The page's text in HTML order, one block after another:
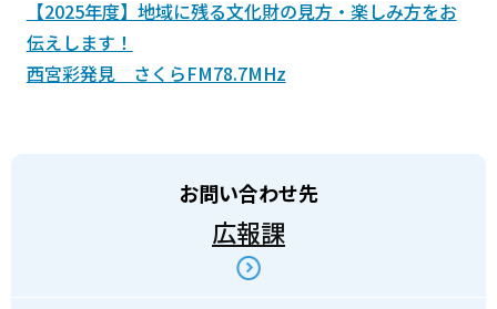
【2025年度】地域に残る文化財の見方・楽しみ方をお
伝えします！
西宮彩発見 さくらFM78.7MHz
お問い合わせ先
広報課